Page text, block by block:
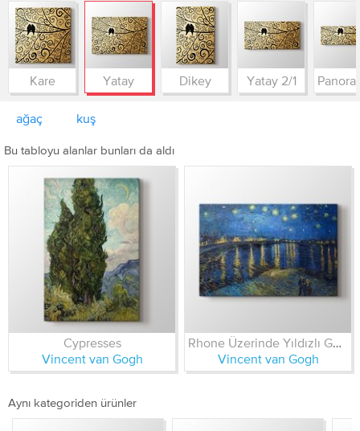
Kare Yatay Dikey Yatay 2/1
ağaç kuş
Bu tabloyu alanlar bunları da aldı
Cypresses
Vincent van Gogh
Rhone Üzerinde Yıldızlı Gece
Vincent van Gogh
Aynı kategoriden ürünler